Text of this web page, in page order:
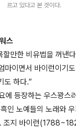
르고 있다고 본 것이다.
스
할만한 비유법을 꺼낸
마이면서 바이런이기
도 하다.”
에 등장하는 우스꽝스
인 노예들의 노래와
조지 바이런